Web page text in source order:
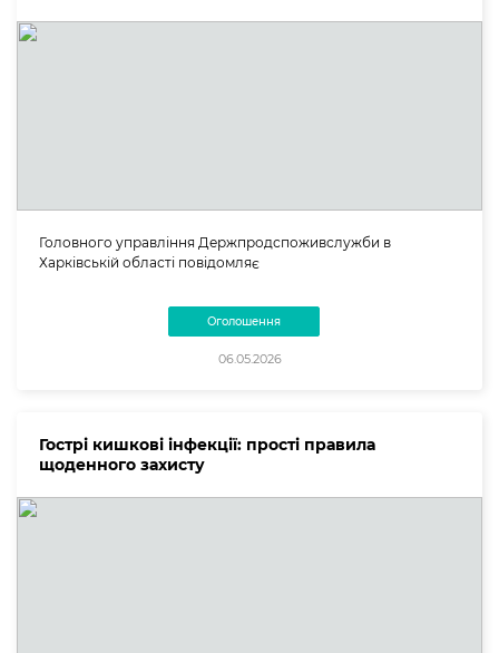
Головного управління Держпродспоживслужби в
Харківській області повідомляє
Оголошення
06.05.2026
Гострі кишкові інфекції: прості правила
щоденного захисту